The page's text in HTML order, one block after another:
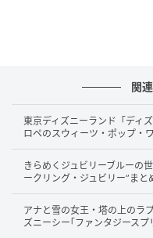
県内では6店舗目の出
独立構造の客室
関
東京ディズニーランド「ディ
ロペのスウィーツ・ポップ・
きらめくジュビリーブルーの
ークリング・ジュビリー”まと
アナと雪の女王・塔の上のラ
ズニーシー｢ファンタジースプ